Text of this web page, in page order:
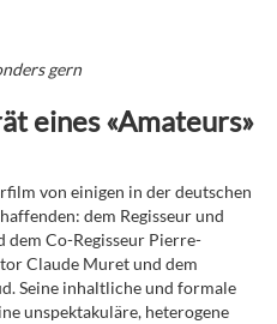
gern
eines «Amateurs»
von einigen in der deutschen
dem Regisseur und
dem Co-Regisseur Pierre-
Claude Muret und dem
Seine inhaltliche und formale
unspektakuläre, heterogene